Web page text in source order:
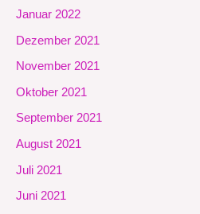
Januar 2022
Dezember 2021
November 2021
Oktober 2021
September 2021
August 2021
Juli 2021
Juni 2021